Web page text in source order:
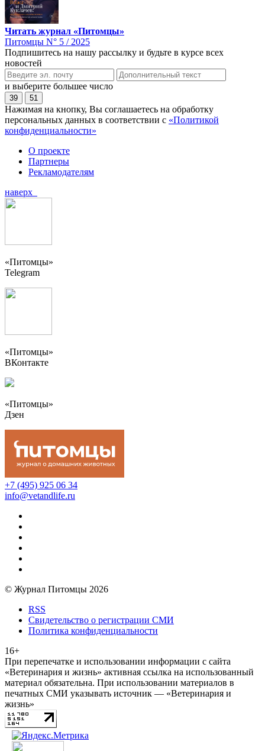
Читать журнал «Питомцы»
Питомцы N° 5 / 2025
Подпишитесь на нашу рассылку и будьте в курсе всех
новостей
и выберите большее число
39 51
Нажимая на кнопку, Вы соглашаетесь на обработку
персональных данных в соответствии с «Политикой
конфиденциальности»
О проекте
Партнеры
Рекламодателям
наверх
«Питомцы»
Telegram
«Питомцы»
ВКонтакте
«Питомцы»
Дзен
+7 (495) 925 06 34
info@vetandlife.ru
© Журнал Питомцы 2026
RSS
Свидетельство о регистрации СМИ
Политика конфиденциальности
16+
При перепечатке и использовании информации с сайта
«Ветеринария и жизнь» активная ссылка на использованный
материал обязательна. При использовании материалов в
печатных СМИ указывать источник — «Ветеринария и
жизнь»